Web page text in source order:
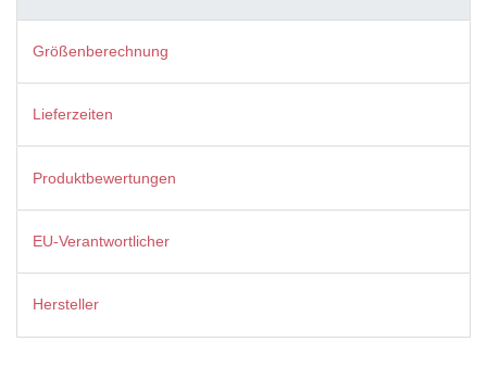
Größenberechnung
Lieferzeiten
Produktbewertungen
EU-Verantwortlicher
Hersteller